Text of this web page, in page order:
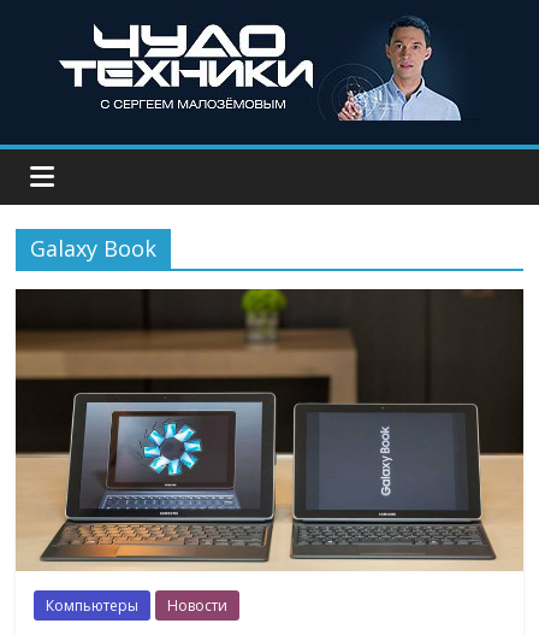
Galaxy Book
Компьютеры Новости